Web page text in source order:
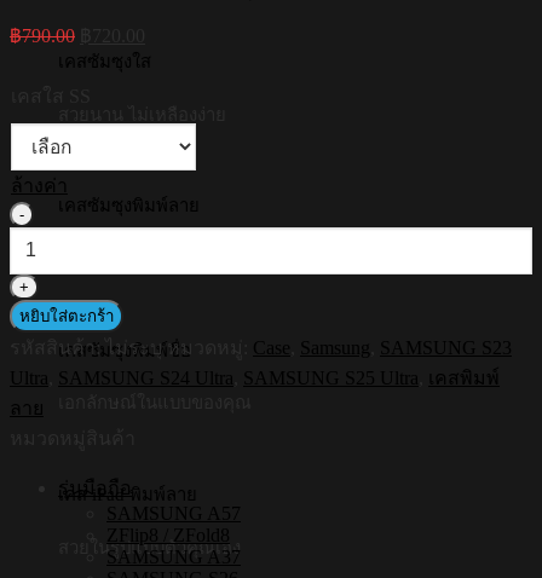
เคสซัมซุงใส
เคสซัมซุงพิมพ์ลาย
เคสซัมซุงพิมพ์ชื่อ
เคส iPad พิมพ์ลาย
สวยในรูปแบบตัวคุณเอง
฿790.00
price
was:
ล้างค่า
จำนวน
HI-
SHIELD
เคส
กระแทก
Ribbon5
หยิบใส่ตะกร้า
รหัสสินค้า: ไม่ระบุ หมวดหมู่: Case Samsung
SAMSUNG S23
Ultra
SAMSUNG S24 Ultra SAMSUNG S25 Ultra
เคสพิมพ์
ลาย
รุ่นมือถือ
SAMSUNG A57
ZFlip8 / ZFold8
SAMSUNG A37